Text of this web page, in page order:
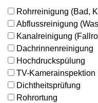
Rohrreinigung (Bad,
Abflussreinigung
Kanalreinigung
Dachrinnenreinigung
Hochdruckspülung
TV-Kamerainspektion
Dichtheitsprüfung
Rohrortung